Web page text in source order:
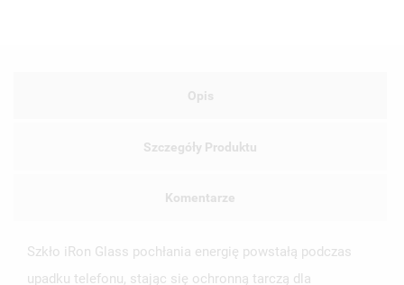
Opis
Szczegóły Produktu
Komentarze
Szkło iRon Glass pochłania energię powstałą podczas
upadku telefonu, stając się ochronną tarczą dla